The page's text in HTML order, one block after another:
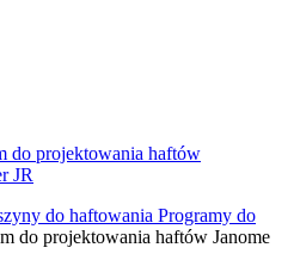
do haftowania Programy do
do projektowania haftów Janome